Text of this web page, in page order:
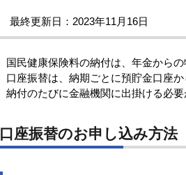
最終更新日：2023年11月16日
国民健康保険料の納付は、年金から
口座振替は、納期ごとに預貯金口座
納付のたびに金融機関に出掛ける必
口座振替のお申し込み方法